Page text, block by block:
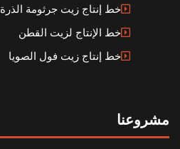
خط إنتاج زيت جرثومة الذرة
خط الإنتاج لزيت القطن
خط إنتاج زيت فول الصويا
مشروعنا